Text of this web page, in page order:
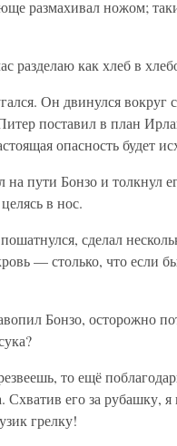
размахивал ножом;
разделаю как хлеб в
Он двинулся вокруг
поставил в план
опасность будет
на пути Бонзо и толкнул
в нос.
сделал
— столько, что если
Бонзо, осторожно
то ещё
Схватив его за рубашку,
грелку!